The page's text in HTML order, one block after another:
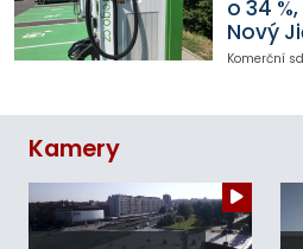
o 34
Nový
Komerční
Kamery